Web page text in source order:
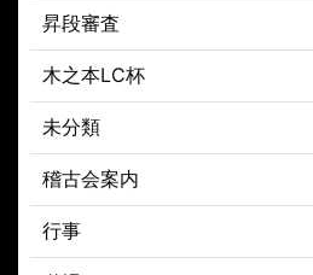
昇段審査
木之本LC杯
未分類
稽古会案内
行事